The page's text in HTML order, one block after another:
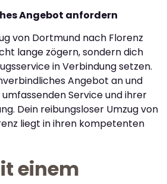
Angebot anfordern
von Dortmund nach Florenz
lange zögern, sondern dich
in Verbindung setzen.
Angebot an und
Service und ihrer
Dein reibungsloser Umzug von
liegt in ihren kompetenten
einem